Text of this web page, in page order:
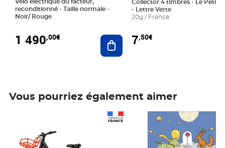
Vélo électrique du facteur,
reconditionné - Taille normale -
Noir/ Rouge
1 490,00€ Ajouter au panier
Collector 4 timbres - Le Petit
- Lettre Verte
20g / France
7,50€
Vous pourriez également aimer
Prix 7,50€